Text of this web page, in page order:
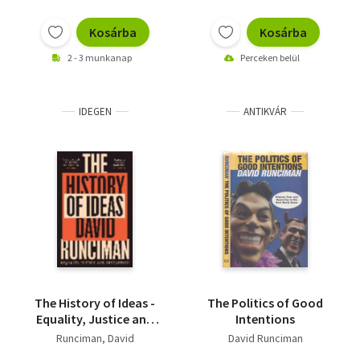
Kosárba
2 - 3 munkanap
Kosárba
Perceken belül
IDEGEN
The History of Ideas -
Equality, Justice and
Revolution
Runciman, David
ANTIKVÁR
The Politics of Good
Intentions
David Runciman